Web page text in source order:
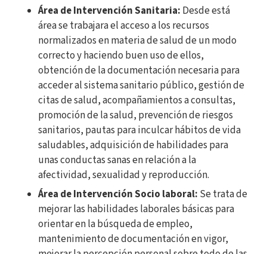
Área de Intervención Sanitaria: Desde está
área se trabajara el acceso a los recursos
normalizados en materia de salud de un modo
correcto y haciendo buen uso de ellos,
obtención de la documentación necesaria para
acceder al sistema sanitario público, gestión de
citas de salud, acompañamientos a consultas,
promoción de la salud, prevención de riesgos
sanitarios, pautas para inculcar hábitos de vida
saludables, adquisición de habilidades para
unas conductas sanas en relación a la
afectividad, sexualidad y reproducción.
Área de Intervención Socio laboral: Se trata de
mejorar las habilidades laborales básicas para
orientar en la búsqueda de empleo,
mantenimiento de documentación en vigor,